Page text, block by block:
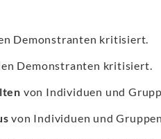
Demonstranten kritisiert.
Demonstranten kritisiert.
von Individuen und
von Individuen und